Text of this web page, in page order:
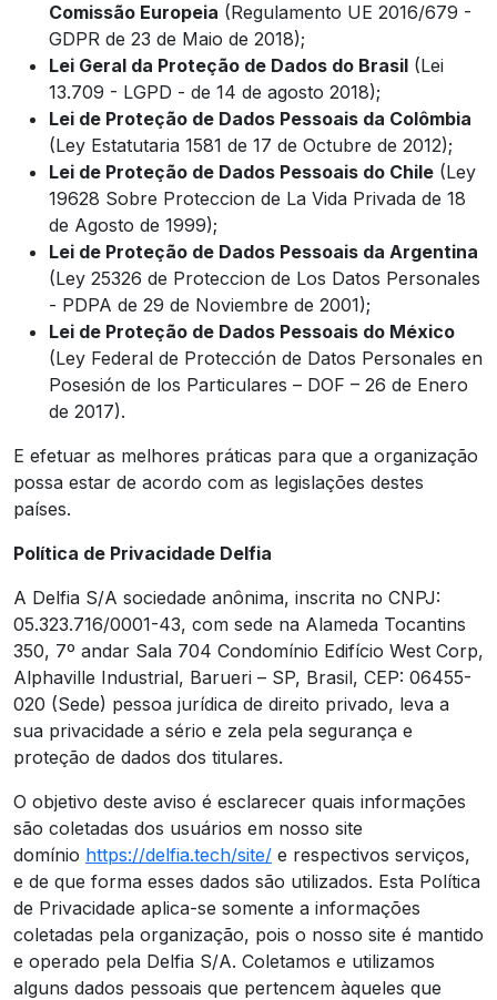
Comissão Europeia (Regulamento UE 2016/679 -
GDPR de 23 de Maio de 2018);
Lei Geral da Proteção de Dados do Brasil (Lei
13.709 - LGPD - de 14 de agosto 2018);
Lei de Proteção de Dados Pessoais da Colômbia
(Ley Estatutaria 1581 de 17 de Octubre de 2012);
Lei de Proteção de Dados Pessoais do Chile (Ley
19628 Sobre Proteccion de La Vida Privada de 18
de Agosto de 1999);
Lei de Proteção de Dados Pessoais da Argentina
(Ley 25326 de Proteccion de Los Datos Personales
- PDPA de 29 de Noviembre de 2001);
Lei de Proteção de Dados Pessoais do México
(Ley Federal de Protección de Datos Personales en
Posesión de los Particulares – DOF – 26 de Enero
de 2017).
E efetuar as melhores práticas para que a organização
possa estar de acordo com as legislações destes
países.
Política de Privacidade Delfia
A Delfia S/A sociedade anônima, inscrita no CNPJ:
05.323.716/0001-43, com sede na Alameda Tocantins
350, 7º andar Sala 704 Condomínio Edifício West Corp,
Alphaville Industrial, Barueri – SP, Brasil, CEP: 06455-
020 (Sede) pessoa jurídica de direito privado, leva a
sua privacidade a sério e zela pela segurança e
proteção de dados dos titulares.
O objetivo deste aviso é esclarecer quais informações
são coletadas dos usuários em nosso site
domínio https://delfia.tech/site/ e respectivos serviços,
e de que forma esses dados são utilizados. Esta Política
de Privacidade aplica-se somente a informações
coletadas pela organização, pois o nosso site é mantido
e operado pela Delfia S/A. Coletamos e utilizamos
alguns dados pessoais que pertencem àqueles que